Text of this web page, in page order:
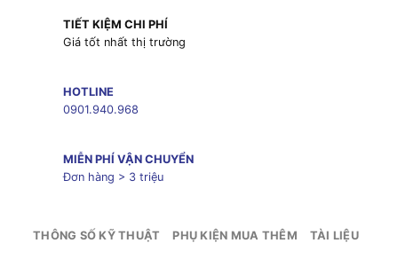
TIẾT KIỆM CHI PHÍ
Giá tốt nhất thị trường
HOTLINE
0901.940.968
MIỄN PHÍ VẬN CHUYỂN
Đơn hàng > 3 triệu
THÔNG SỐ KỸ THUẬT PHỤ KIỆN MUA THÊM TÀI LIỆU